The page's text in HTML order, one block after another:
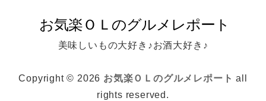
美味しいもの大好き♪お酒大好き♪
Copyright © 2026 お気楽ＯＬのグルメレポート all
rights reserved.